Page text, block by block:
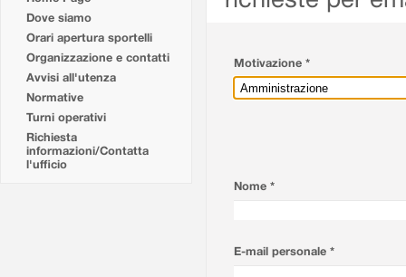
Dove siamo
Orari apertura sportelli
Organizzazione e contatti
Avvisi all'utenza
Normative
Turni operativi
Richiesta
informazioni/Contatta
l'ufficio
Motivazione *
Nome *
E-mail personale *